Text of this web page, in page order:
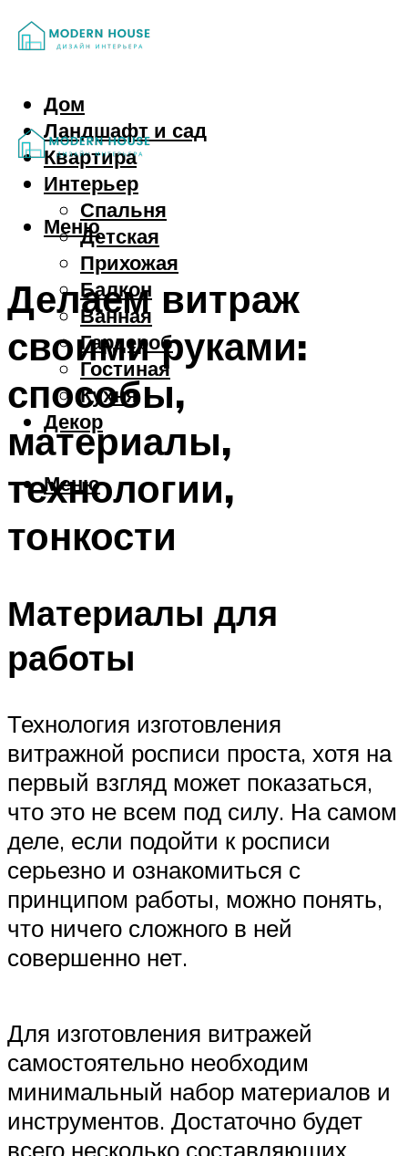
Дом
Ландшафт и сад
Квартира
Интерьер
Спальня
Детская
Прихожая
Балкон
Ванная
Гардероб
Гостиная
Кухня
Декор
Меню
Меню
Делаем витраж
своими руками:
способы,
материалы,
технологии,
тонкости
Материалы для
работы
Технология изготовления
витражной росписи проста, хотя на
первый взгляд может показаться,
что это не всем под силу. На самом
деле, если подойти к росписи
серьезно и ознакомиться с
принципом работы, можно понять,
что ничего сложного в ней
совершенно нет.
Для изготовления витражей
самостоятельно необходим
минимальный набор материалов и
инструментов. Достаточно будет
всего несколько составляющих